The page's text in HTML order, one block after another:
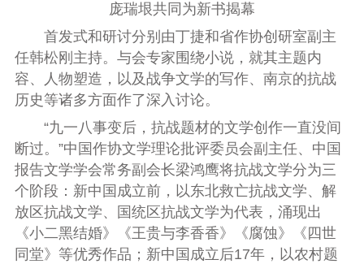
庞瑞垠共同为新书揭幕
首发式和研讨分别由丁捷和省作协创研室副主
任韩松刚 主持。与会专家围绕小说，就其主题内
容、人物塑造，以及战争文学的写作、南京的抗战
历史等诸多方面作了深入讨论。
“九一八事变后，抗战题材的文学创作一直没间
断过。”中国作协文学理论批评委员会副主任、中国
报告文学学会常务副会长梁鸿鹰将抗战文学分为三
个阶段：新中国成立前，以东北救亡抗战文学、解
放区抗战文学、国统区抗战文学为代表，涌现出
《小二黑结婚》《王贵与李香香》《腐蚀》《四世
同堂》等优秀作品；新中国成立后17年，以农村题